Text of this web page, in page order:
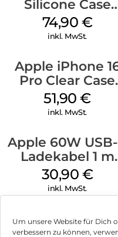
Um unsere Website für Dich
verbessern zu können,
Silicone Case
MagSafe Lake
Green
74,90 €
inkl. MwSt.
Apple iPhone
Pro Clear Case
MagSafe
Transparent
51,90€
inkl. MwSt.
Apple 60W
Ladekabel 1 m
Weiß
30,90 €
inkl. MwSt.